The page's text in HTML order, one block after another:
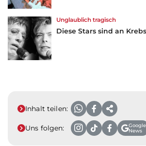
Unglaublich tragisch
Diese Stars sind an
Inhalt teilen:
Uns folgen:
Google
News